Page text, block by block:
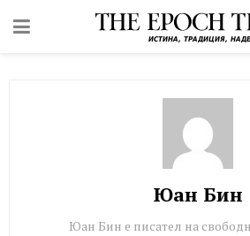
Юан Бин
Юан Бин е писател на